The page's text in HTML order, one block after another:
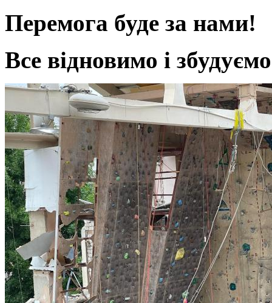
Перемога буде за нами!
Все відновимо і